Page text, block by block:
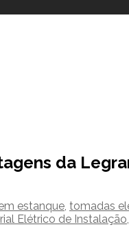
da
estanque, tomadas
Elétrico de Instalação,